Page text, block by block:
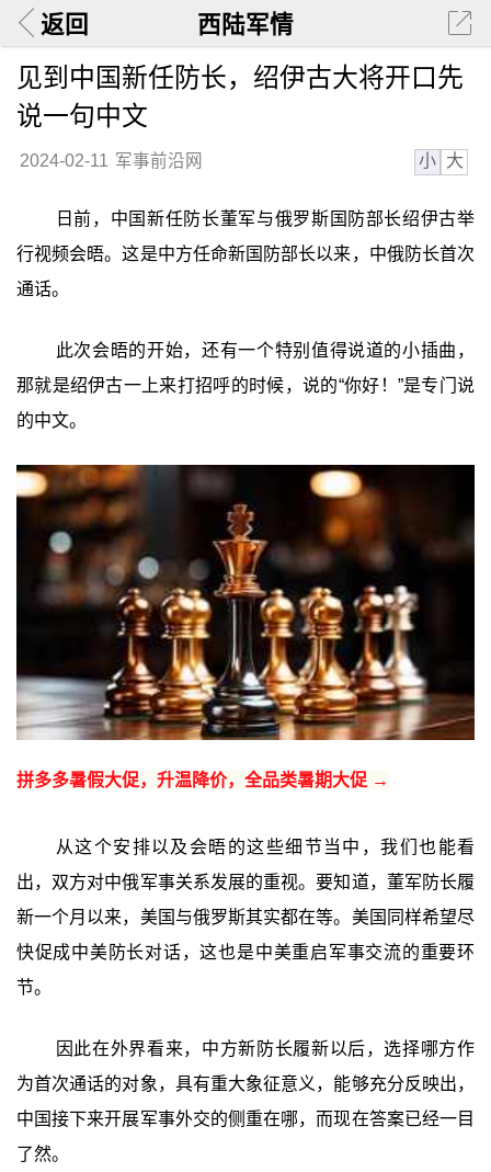
返回 西陆军情
见到中国新任防长，绍伊古大将开口先
说一句中文
2024-02-11 军事前沿网 小 大
日前，中国新任防长董军与俄罗斯国防部长绍伊古举
行视频会晤。这是中方任命新国防部长以来，中俄防长首次
通话。
此次会晤的开始，还有一个特别值得说道的小插曲，
那就是绍伊古一上来打招呼的时候，说的“你好！”是专门说
的中文。
拼多多暑假大促，升温降价，全品类暑期大促 →
从这个安排以及会晤的这些细节当中，我们也能看
出，双方对中俄军事关系发展的重视。要知道，董军防长履
新一个月以来，美国与俄罗斯其实都在等。美国同样希望尽
快促成中美防长对话，这也是中美重启军事交流的重要环
节。
因此在外界看来，中方新防长履新以后，选择哪方作
为首次通话的对象，具有重大象征意义，能够充分反映出，
中国接下来开展军事外交的侧重在哪，而现在答案已经一目
了然。